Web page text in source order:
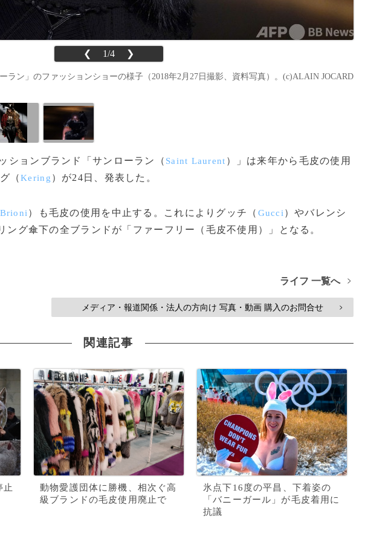
❮ 1/4 ❯
ラン」のファッションショーの様子（2018年2月27日撮影、資料写真）。(c)ALAIN JOCARD
ションブランド「サンローラン（ Saint Laurent ）」は来年から毛皮の使用
（Kering ）が24日、発表した。
Brioni ）も毛皮の使用を中止する。これによりグッチ（ Gucci ）やバレンシ
ング傘下の全ブランドが「ファーフリー（毛皮不使用）」となる。
ライフ 一覧へ >
メディア・報道関係・法人の方向け 写真・動画 購入のお問合せ >
関連記事
止
動物愛護団体に勝機、相次ぐ高
級ブランドの毛皮使用廃止で
氷点下16度の平昌、下着姿の
「バニーガール」が毛皮着用に
抗議